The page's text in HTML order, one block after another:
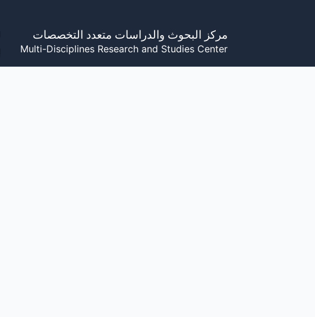
مركز البحوث والدراسات متعدد التخصصات
Multi-Disciplines Research and Studies Center